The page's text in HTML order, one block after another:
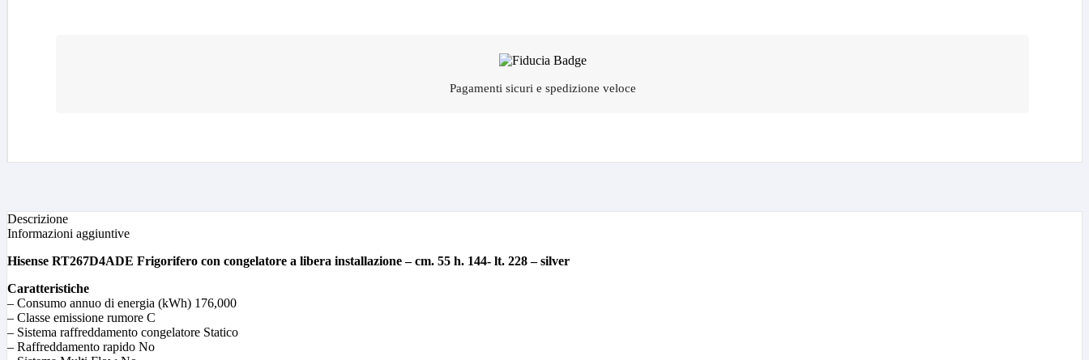
Pagamenti sicuri e spedizione veloce
Descrizione
Informazioni aggiuntive
Hisense RT267D4ADE Frigorifero con congelatore a libera installazione – cm. 55 h. 144- lt. 228 – silver
Caratteristiche
– Consumo annuo di energia (kWh) 176,000
– Classe emissione rumore C
– Sistema raffreddamento congelatore Statico
– Raffreddamento rapido No